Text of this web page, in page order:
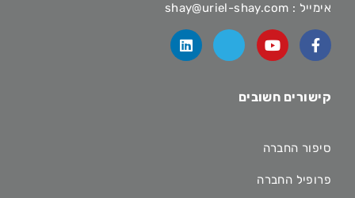
אימייל : shay@uriel-shay.com
קישורים חשובים
סיפור החברה
פרופיל החברה